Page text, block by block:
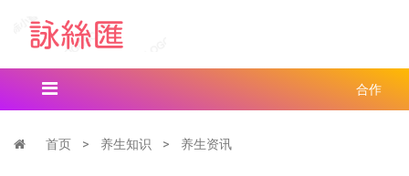
合作
首页 > 养生知识 > 养生资讯